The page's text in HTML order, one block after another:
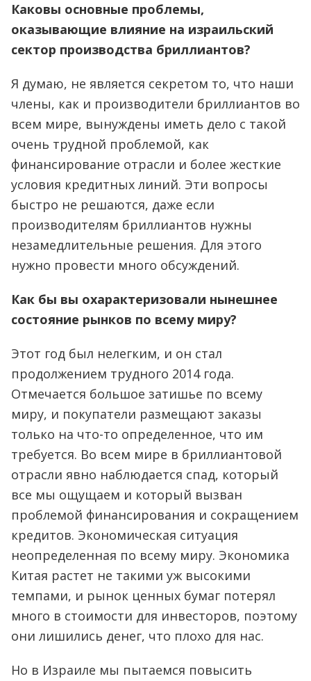
Каковы основные проблемы,
оказывающие влияние на израильский
сектор производства бриллиантов?
Я думаю, не является секретом то, что наши
члены, как и производители бриллиантов во
всем мире, вынуждены иметь дело с такой
очень трудной проблемой, как
финансирование отрасли и более жесткие
условия кредитных линий. Эти вопросы
быстро не решаются, даже если
производителям бриллиантов нужны
незамедлительные решения. Для этого
нужно провести много обсуждений.
Как бы вы охарактеризовали нынешнее
состояние рынков по всему миру?
Этот год был нелегким, и он стал
продолжением трудного 2014 года.
Отмечается большое затишье по всему
миру, и покупатели размещают заказы
только на что-то определенное, что им
требуется. Во всем мире в бриллиантовой
отрасли явно наблюдается спад, который
все мы ощущаем и который вызван
проблемой финансирования и сокращением
кредитов. Экономическая ситуация
неопределенная по всему миру. Экономика
Китая растет не такими уж высокими
темпами, и рынок ценных бумаг потерял
много в стоимости для инвесторов, поэтому
они лишились денег, что плохо для нас.
Но в Израиле мы пытаемся повысить